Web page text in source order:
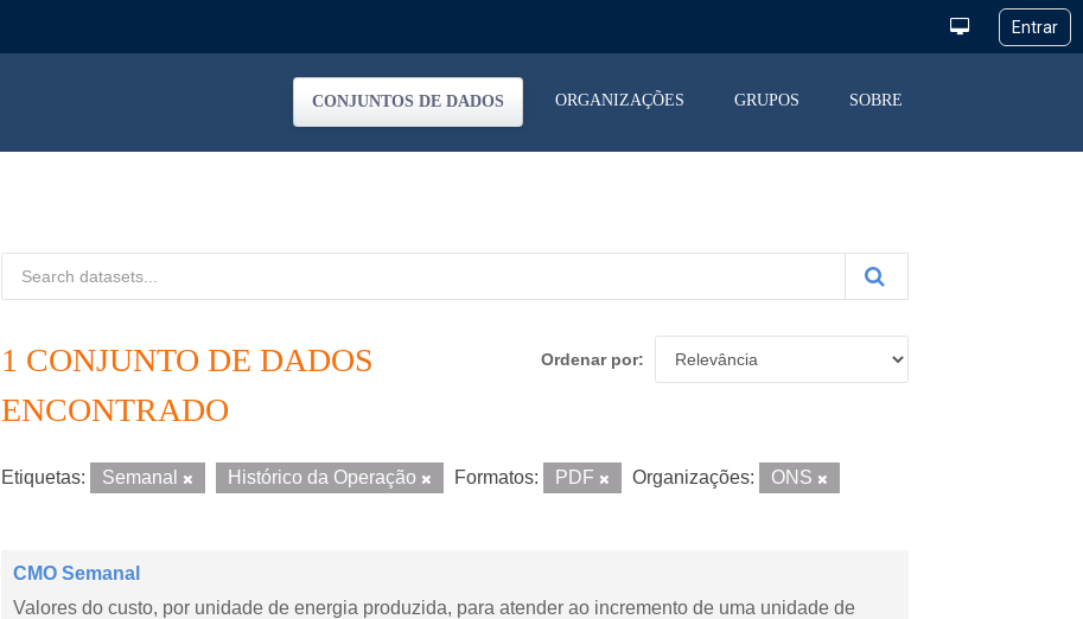
CONJUNTOS DE DADOS ORGANIZAÇÕES GRUPOS SOBRE
Ordenar por
1 CONJUNTO DE DADOS
ENCONTRADO
Etiquetas: Semanal Histórico da Operação Formatos: PDF Organizações: ONS
CMO Semanal
Valores do custo, por unidade de energia produzida, para atender ao incremento de uma unidade de